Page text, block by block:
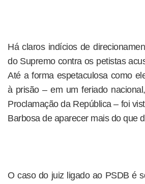
Há claros indícios de
do Supremo contra os petistas
Até a forma espetaculosa como
à prisão – em um feriado
Proclamação da República – foi
Barbosa de aparecer mais do que
O caso do juiz ligado ao PSDB é